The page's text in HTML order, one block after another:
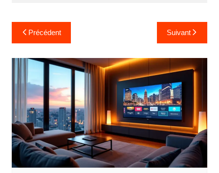
a
v
a
t
i
o
n
Précédent Suivant